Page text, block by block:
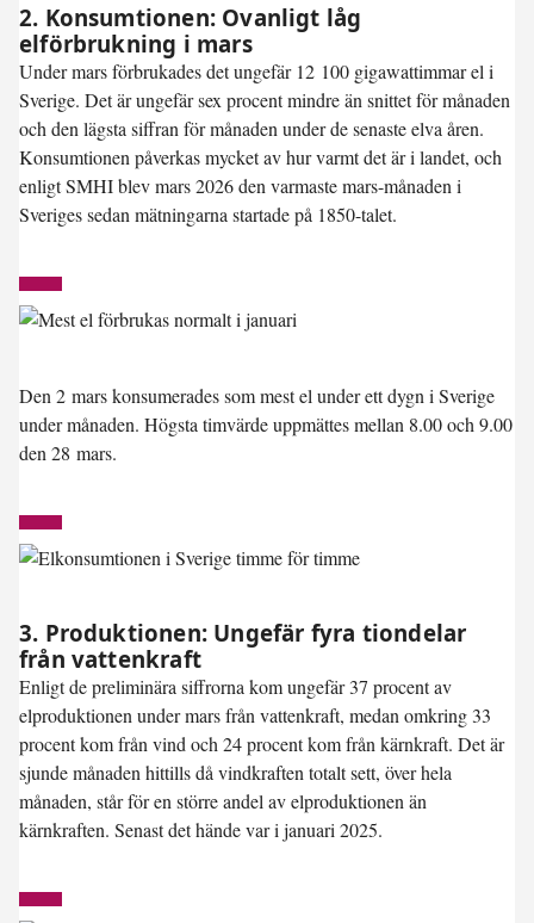
2. Konsumtionen: Ovanligt låg
elförbrukning i mars
Under mars förbrukades det ungefär 12 100 gigawattimmar el i
Sverige. Det är ungefärsex procent mindre än snittetför månaden
och den lägsta siffran för månaden under de senaste elva åren.
Konsumtionen påverkas mycket av hur varmt det är i landet, och
enligt SMHI blev mars 2026 den varmaste mars-månaden i
Sveriges sedan mätningarna startade på 1850-talet.
Den 2 mars konsumerades som mest el under ett dygn i Sverige
under månaden. Högsta timvärde uppmättes mellan 8.00 och 9.00
den 28 mars.
3. Produktionen: Ungefär fyra tiondelar
från vattenkraft
Enligt de preliminära siffrorna kom ungefär 37 procent av
elproduktionen under mars från vattenkraft, medan omkring 33
procent kom från vind och 24 procent kom från kärnkraft. Det är
sjunde månaden hittills då vindkraften totalt sett, över hela
månaden, står för en större andel av elproduktionen än
kärnkraften. Senast det hände var i januari 2025.